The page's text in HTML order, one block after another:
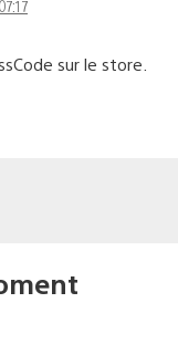
sur le store.